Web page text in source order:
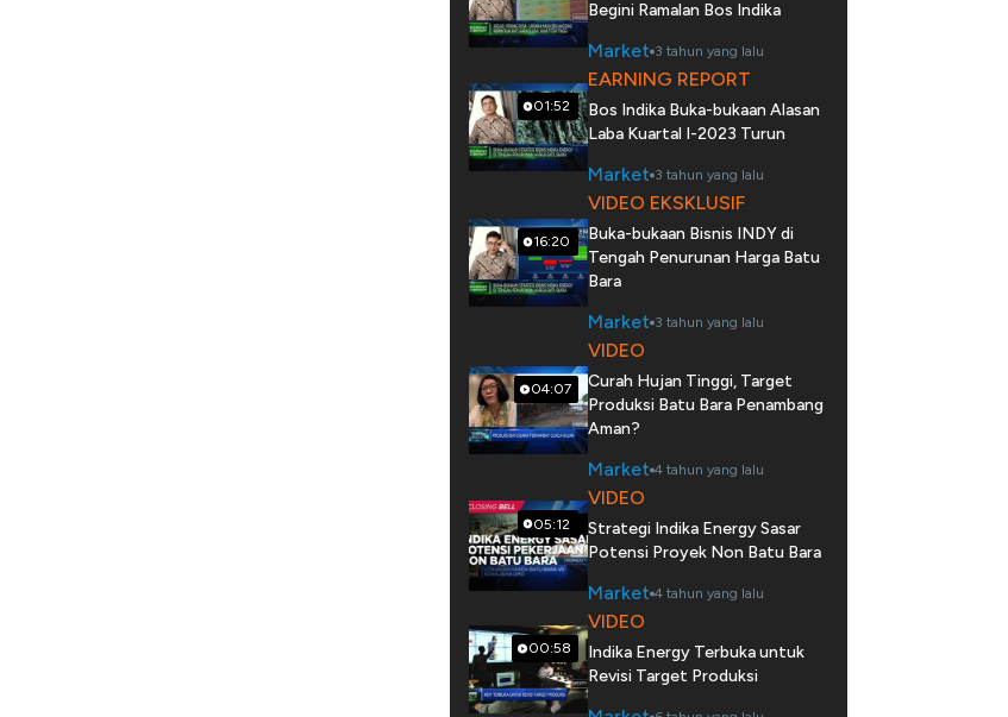
Begini Ramalan Bos Indika
Market 3 tahun yang lalu
01:52
EARNING REPORT
Bos Indika Buka-bukaan Alasan
Laba Kuartal I-2023 Turun
Market 3 tahun yang lalu
16:20
VIDEO EKSKLUSIF
Buka-bukaan Bisnis INDY di
Tengah Penurunan Harga Batu
Bara
Market 3 tahun yang lalu
04:07
VIDEO
Curah Hujan Tinggi, Target
Produksi Batu Bara Penambang
Aman?
Market 4 tahun yang lalu
05:12
VIDEO
Strategi Indika Energy Sasar
Potensi Proyek Non Batu Bara
Market 4 tahun yang lalu
00:58
VIDEO
Indika Energy Terbuka untuk
Revisi Target Produksi